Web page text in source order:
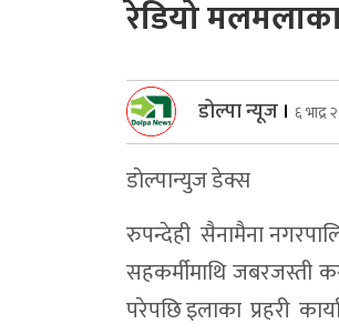
रेडियो
डोल्पा न्यूज । ६ भाद्र
डाेल्पान्युज डेक्स
रुपन्देही सैनामैना
सहकर्मीमाथि जबरजस्ती
परेपछि इलाका प्रहरी